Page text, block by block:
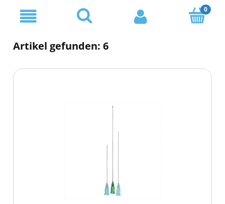
Artikel gefunden: 6